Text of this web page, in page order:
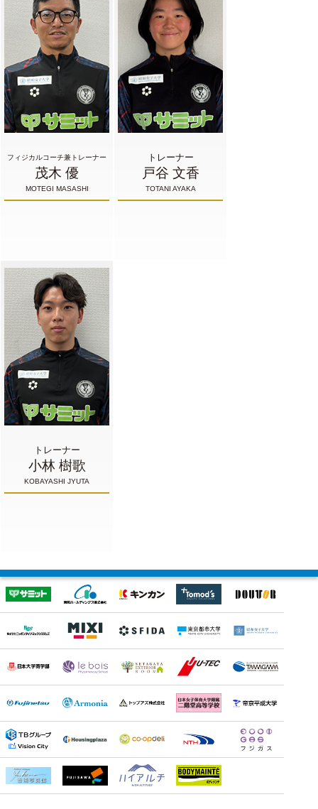
フィジカルコーチ兼トレーナー
茂木 優
MOTEGI MASASHI
トレーナー
戸谷 文香
TOTANI AYAKA
トレーナー
小林 樹歌
KOBAYASHI JYUTA